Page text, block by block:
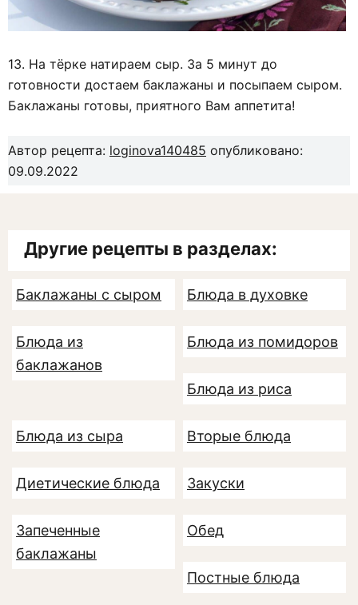
13. На тёрке натираем сыр. За 5 минут до
готовности достаем баклажаны и посыпаем сыром.
Баклажаны готовы, приятного Вам аппетита!
Автор рецепта: loginova140485 опубликовано:
09.09.2022
Другие рецепты в разделах:
Баклажаны с сыром Блюда в духовке
Блюда из
баклажанов
Блюда из помидоров
Блюда из риса
Блюда из сыра Вторые блюда
Диетические блюда Закуски
Запеченные
баклажаны
Обед
Постные блюда